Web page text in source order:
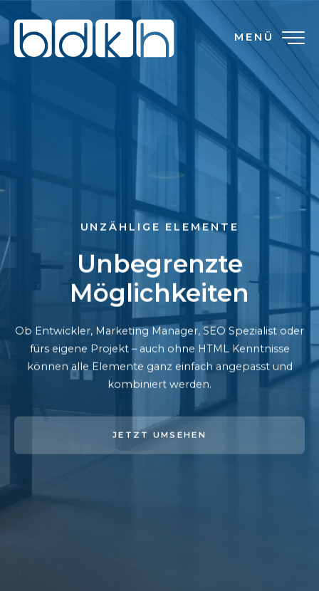
MENÜ
UNZÄHLIGE ELEMENTE
Unbegrenzte
Möglichkeiten
Ob Entwickler, Marketing Manager, SEO Spezialist oder
fürs eigene Projekt – auch ohne HTML Kenntnisse
können alle Elemente ganz einfach angepasst und
kombiniert werden.
JETZT UMSEHEN